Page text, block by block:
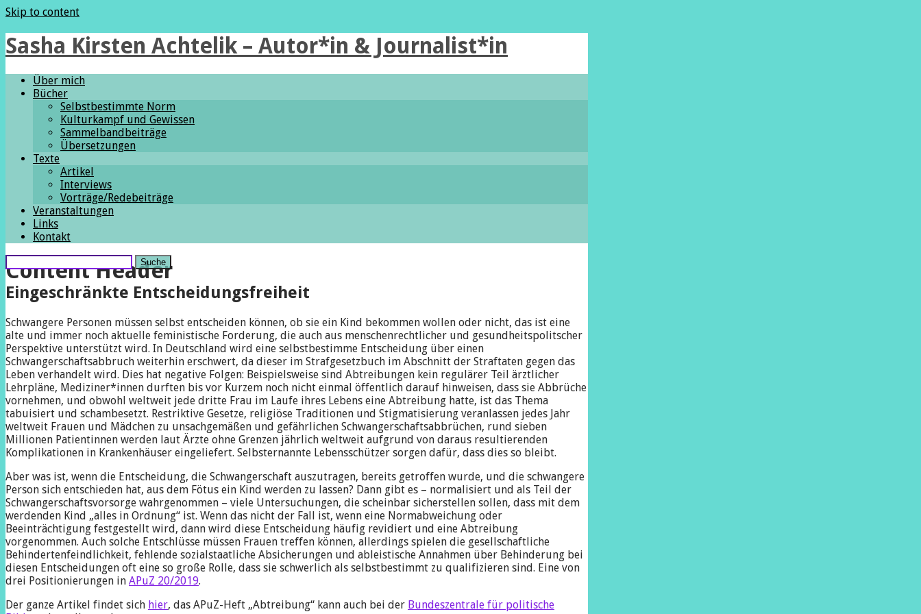
Skip to content
Sasha Kirsten Achtelik – Autor*in & Journalist*in
Über mich
Bücher
Selbstbestimmte Norm
Kulturkampf und Gewissen
Sammelbandbeiträge
Übersetzungen
Texte
Artikel
Interviews
Vorträge/Redebeiträge
Veranstaltungen
Links
Kontakt
Content Header
Suche
Eingeschränkte Entscheidungsfreiheit
Schwangere Personen müssen selbst entscheiden können, ob sie ein Kind bekommen wollen oder nicht, das ist eine
alte und immer noch aktuelle feministische Forderung, die auch aus menschenrechtlicher und gesundheitspolitscher
Perspektive unterstützt wird. In Deutschland wird eine selbstbestimme Entscheidung über einen
Schwangerschaftsabbruch weiterhin erschwert, da dieser im Strafgesetzbuch im Abschnitt der Straftaten gegen das
Leben verhandelt wird. Dies hat negative Folgen: Beispielsweise sind Abtreibungen kein regulärer Teil ärztlicher
Lehrpläne, Mediziner*innen durften bis vor Kurzem noch nicht einmal öffentlich darauf hinweisen, dass sie Abbrüche
vornehmen, und obwohl weltweit jede dritte Frau im Laufe ihres Lebens eine Abtreibung hatte, ist das Thema
tabuisiert und schambesetzt. Restriktive Gesetze, religiöse Traditionen und Stigmatisierung veranlassen jedes Jahr
weltweit Frauen und Mädchen zu unsachgemäßen und gefährlichen Schwangerschaftsabbrüchen, rund sieben
Millionen Patientinnen werden laut Ärzte ohne Grenzen jährlich weltweit aufgrund von daraus resultierenden
Komplikationen in Krankenhäuser eingeliefert. Selbsternannte Lebensschützer sorgen dafür, dass dies so bleibt.
Aber was ist, wenn die Entscheidung, die Schwangerschaft auszutragen, bereits getroffen wurde, und die schwangere
Person sich entschieden hat, aus dem Fötus ein Kind werden zu lassen? Dann gibt es – normalisiert und als Teil der
Schwangerschaftsvorsorge wahrgenommen – viele Untersuchungen, die scheinbar sicherstellen sollen, dass mit dem
werdenden Kind „alles in Ordnung“ ist. Wenn das nicht der Fall ist, wenn eine Normabweichung oder
Beeinträchtigung festgestellt wird, dann wird diese Entscheidung häufig revidiert und eine Abtreibung
vorgenommen. Auch solche Entschlüsse müssen Frauen treffen können, allerdings spielen die gesellschaftliche
Behindertenfeindlichkeit, fehlende sozialstaatliche Absicherungen und ableistische Annahmen über Behinderung bei
diesen Entscheidungen oft eine so große Rolle, dass sie schwerlich als selbstbestimmt zu qualifizieren sind. Eine von
drei Positionierungen in APuZ 20/2019.
Der ganze Artikel findet sich hier, das APuZ-Heft „Abtreibung“ kann auch bei der Bundeszentrale für politische